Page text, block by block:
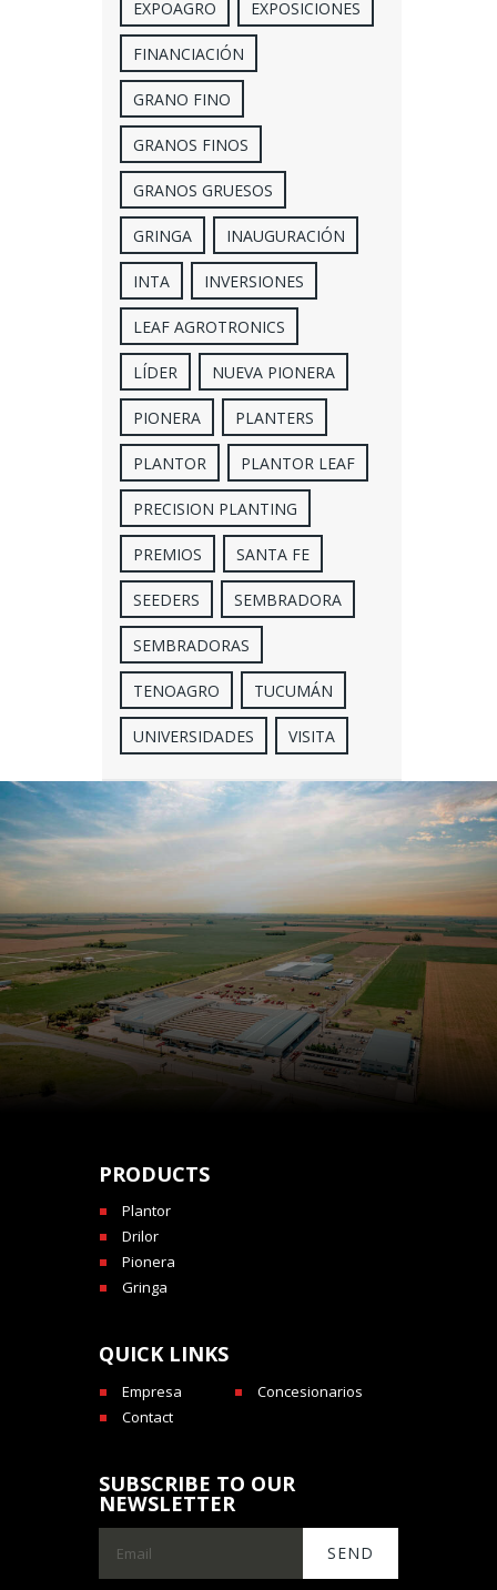
EXPOAGRO EXPOSICIONES
FINANCIACIÓN
GRANO FINO
GRANOS FINOS
GRANOS GRUESOS
GRINGA INAUGURACIÓN
INTA INVERSIONES
LEAF AGROTRONICS
LÍDER NUEVA PIONERA
PIONERA PLANTERS
PLANTOR PLANTOR LEAF
PRECISION PLANTING
PREMIOS SANTA FE
SEEDERS SEMBRADORA
SEMBRADORAS
TENOAGRO TUCUMÁN
UNIVERSIDADES VISITA
PRODUCTS
Plantor
Drilor
Pionera
Gringa
QUICK LINKS
Empresa
Concesionarios
Contact
SUBSCRIBE TO OUR
NEWSLETTER